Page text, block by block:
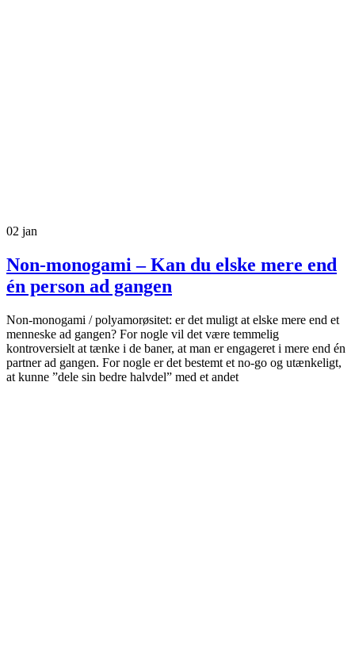
02 jan
Non-monogami – Kan du elske mere end
én person ad gangen
Non-monogami / polyamorøsitet: er det muligt at elske mere end et
menneske ad gangen? For nogle vil det være temmelig
kontroversielt at tænke i de baner, at man er engageret i mere end én
partner ad gangen. For nogle er det bestemt et no-go og utænkeligt,
at kunne ”dele sin bedre halvdel” med et andet